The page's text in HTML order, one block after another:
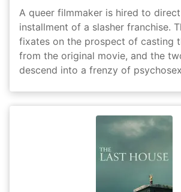
A queer filmmaker is hired to
installment of a slasher franchise.
fixates on the prospect of casting
from the original movie, and the
descend into a frenzy of